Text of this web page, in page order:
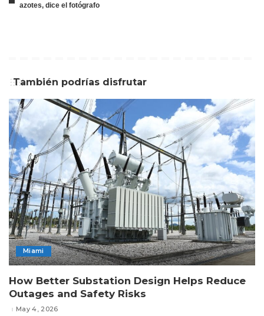
azotes, dice el fotógrafo
También podrías disfrutar
Miami
How Better Substation Design Helps Reduce
Outages and Safety Risks
May 4, 2026